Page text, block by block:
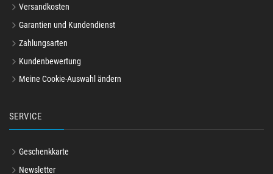
Versandkosten
Garantien und Kundendienst
Zahlungsarten
Kundenbewertung
Meine Cookie-Auswahl ändern
SERVICE
Geschenkkarte
Newsletter